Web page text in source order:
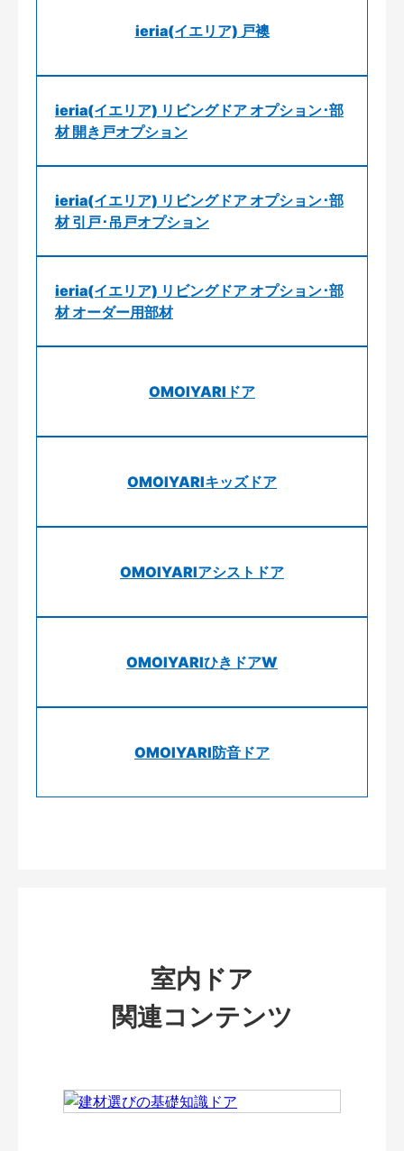
ieria(イエリア) 戸襖
ieria(イエリア) リビングドア オプション･部
材 開き戸オプション
ieria(イエリア) リビングドア オプション･部
材 引戸･吊戸オプション
ieria(イエリア) リビングドア オプション･部
材 オーダー用部材
OMOIYARIドア
OMOIYARIキッズドア
OMOIYARIアシストドア
OMOIYARIひきドアW
OMOIYARI防音ドア
室内ドア
関連コンテンツ